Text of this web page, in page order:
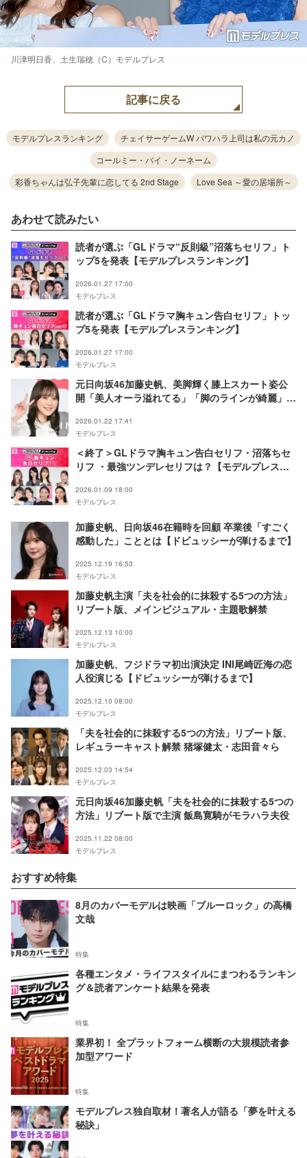
川津明日香、土生瑞穂（C）モデルプレス
記事に戻る
モデルプレスランキング
チェイサーゲームW パワハラ上司は私の元カノ
コールミー・バイ・ノーネーム
彩香ちゃんは弘子先輩に恋してる 2nd Stage
Love Sea ～愛の居場所～
あわせて読みたい
読者が選ぶ「GLドラマ“反則級”沼落ちセリフ」ト
ップ5を発表【モデルプレスランキング】
2026.01.27 17:00
モデルプレス
読者が選ぶ「GLドラマ胸キュン告白セリフ」トッ
プ5を発表【モデルプレスランキング】
2026.01.27 17:00
モデルプレス
元日向坂46加藤史帆、美脚輝く膝上スカート姿公
開「美人オーラ溢れてる」「脚のラインが綺麗」と
2026.01.22 17:41
モデルプレス
＜終了＞GLドラマ胸キュン告白セリフ・沼落ちセ
リフ ・最強ツンデレセリフは？【モデルプレスラ
2026.01.09 18:00
モデルプレス
加藤史帆、日向坂46在籍時を回顧 卒業後「すごく
感動した」こととは【ドビュッシーが弾けるまで】
2025.12.19 16:53
モデルプレス
加藤史帆主演「夫を社会的に抹殺する5つの方法」
リブート版、メインビジュアル・主題歌解禁
2025.12.13 10:00
モデルプレス
加藤史帆、フジドラマ初出演決定 INI尾崎匠海の恋
人役演じる【ドビュッシーが弾けるまで】
2025.12.10 08:00
モデルプレス
「夫を社会的に抹殺する5つの方法」リブート版、
レギュラーキャスト解禁 猪塚健太・志田音々ら
2025.12.03 14:54
モデルプレス
元日向坂46加藤史帆「夫を社会的に抹殺する5つの
方法」リブート版で主演 飯島寛騎がモラハラ夫役
2025.11.22 08:00
モデルプレス
おすすめ特集
8月のカバーモデルは映画「ブルーロック」の高橋
文哉
特集
各種エンタメ・ライフスタイルにまつわるランキン
グ＆読者アンケート結果を発表
特集
業界初！ 全プラットフォーム横断の大規模読者参
加型アワード
特集
モデルプレス独自取材！著名人が語る「夢を叶える
秘訣」